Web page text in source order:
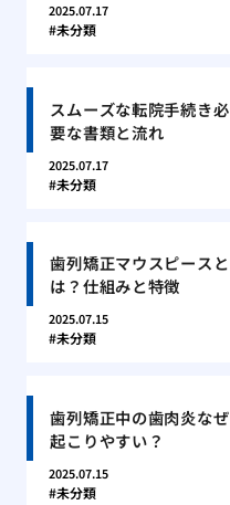
2025.07.17
未分類
スムーズな転院手続き必
要な書類と流れ
2025.07.17
未分類
歯列矯正マウスピースと
は？仕組みと特徴
2025.07.15
未分類
歯列矯正中の歯肉炎なぜ
起こりやすい？
2025.07.15
未分類